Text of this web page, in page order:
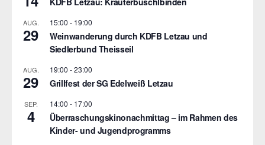
AUG.
29
15:00 - 19:00
Weinwanderung durch KDFB Letzau und
Siedlerbund Theisseil
AUG.
29
19:00 -23:00
Grillfest der SG Edelweiß Letzau
SEP.
4
14:00 - 17:00
Überraschungskinonachmittag – im Rahmen des
Kinder- und Jugendprogramms